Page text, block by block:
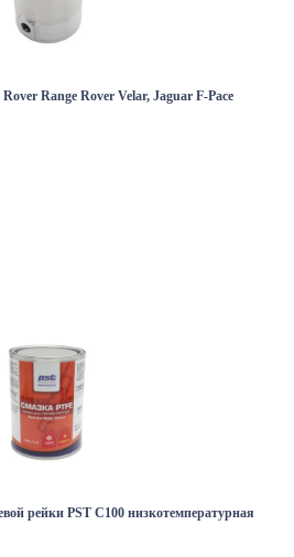
Range Rover Velar, Jaguar F-Pace
рейки PST C100 низкотемпературная